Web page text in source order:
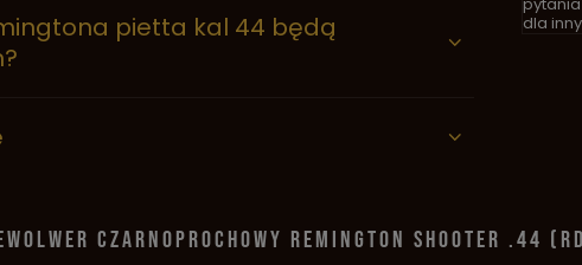
pietta kal 44 będą
dla
CZARNOPROCHOWY REMINGTON SHOOTER .44